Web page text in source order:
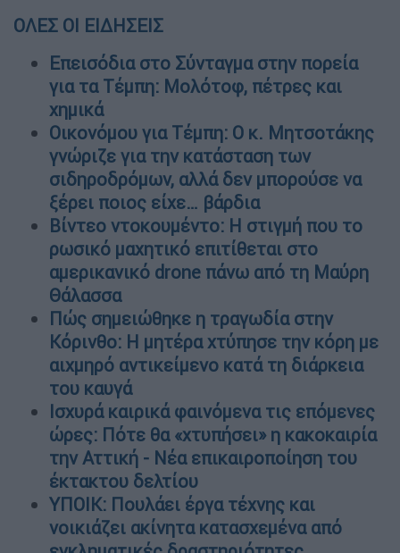
ΟΛΕΣ ΟΙ ΕΙΔΗΣΕΙΣ
Επεισόδια στο Σύνταγμα στην πορεία
για τα Τέμπη: Μολότοφ, πέτρες και
χημικά
Οικονόμου για Τέμπη: Ο κ. Μητσοτάκης
γνώριζε για την κατάσταση των
σιδηροδρόμων, αλλά δεν μπορούσε να
ξέρει ποιος είχε… βάρδια
Βίντεο ντοκουμέντο: Η στιγμή που το
ρωσικό μαχητικό επιτίθεται στο
αμερικανικό drone πάνω από τη Μαύρη
Θάλασσα
Πώς σημειώθηκε η τραγωδία στην
Κόρινθο: Η μητέρα χτύπησε την κόρη με
αιχμηρό αντικείμενο κατά τη διάρκεια
του καυγά
Ισχυρά καιρικά φαινόμενα τις επόμενες
ώρες: Πότε θα «χτυπήσει» η κακοκαιρία
την Αττική - Νέα επικαιροποίηση του
έκτακτου δελτίου
YΠΟΙΚ: Πουλάει έργα τέχνης και
νοικιάζει ακίνητα κατασχεμένα από